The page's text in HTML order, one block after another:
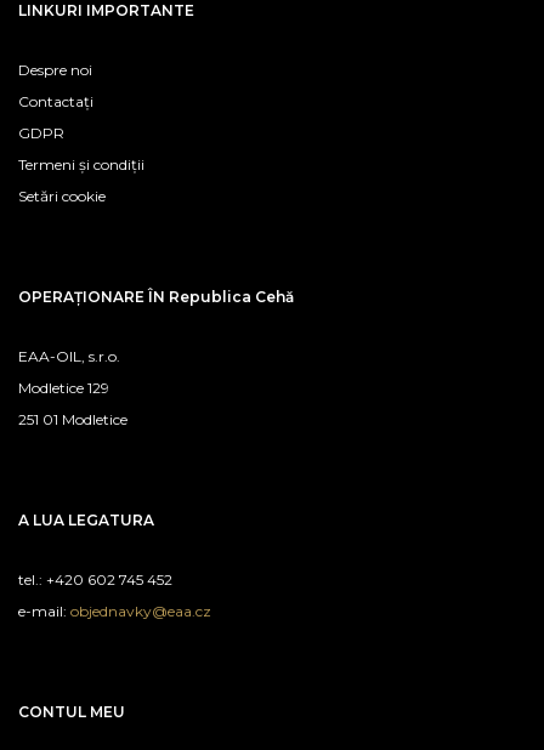
LINKURI IMPORTANTE
Despre noi
Contactați
GDPR
Termeni și condiții
Setări cookie
OPERAȚIONARE ÎN Republica Cehă
EAA-OIL, s.r.o.
Modletice 129
251 01 Modletice
A LUA LEGATURA
tel.: +420 602 745 452
e-mail: objednavky@eaa.cz
CONTUL MEU